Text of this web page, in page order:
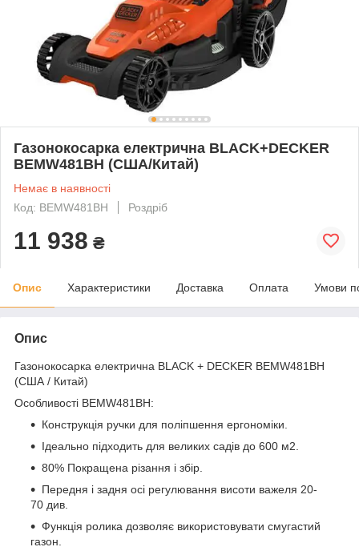
Газонокосарка електрична BLACK+DECKER
BEMW481BH (США/Китай)
Немає в наявності
Код: BEMW481BH
Роздріб
11 938 ₴
Опис Характеристики Доставка Оплата Умови
Опис
Газонокосарка електрична BLACK + DECKER BEMW481BH
(США / Китай)
Особливості BEMW481BH:
Конструкція ручки для поліпшення ергономіки.
Ідеально підходить для великих садів до 600 м2.
80% Покращена різання і збір.
Передня і задня осі регулювання висоти важеля 20-
70 див.
Функція ролика дозволяє використовувати смугастий
газон.